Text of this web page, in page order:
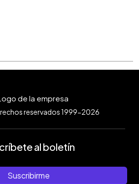
reservados 1999-2026
al boletín
Suscribirme